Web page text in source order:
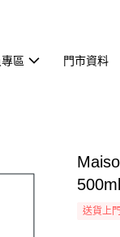
區 門市資料
500ml
送貨上